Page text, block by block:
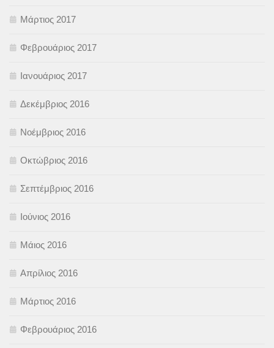
Μάρτιος 2017
Φεβρουάριος 2017
Ιανουάριος 2017
Δεκέμβριος 2016
Νοέμβριος 2016
Οκτώβριος 2016
Σεπτέμβριος 2016
Ιούνιος 2016
Μάιος 2016
Απρίλιος 2016
Μάρτιος 2016
Φεβρουάριος 2016